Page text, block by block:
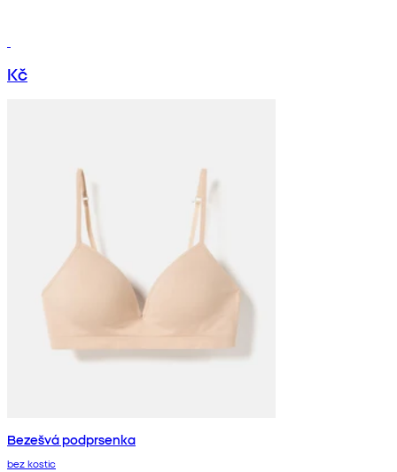
Kč
Bezešvá podprsenka
bez kostic